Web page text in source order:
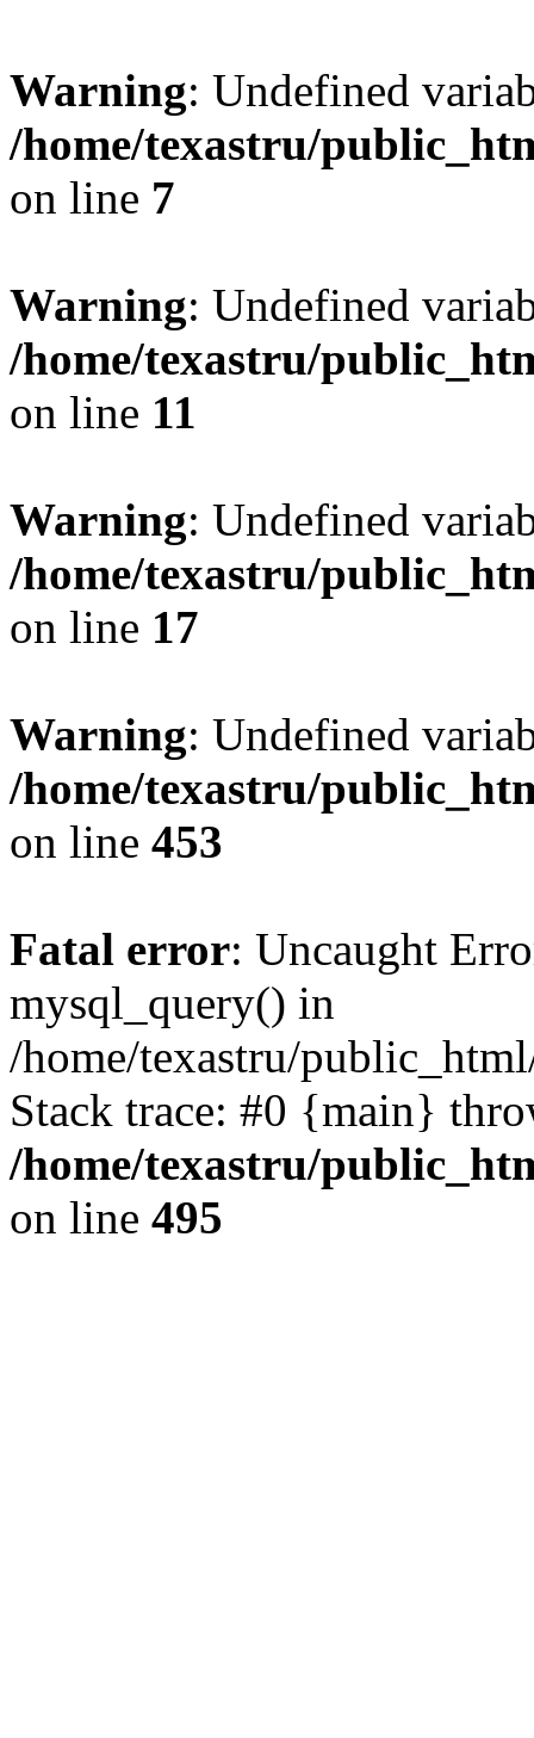
Warning: Undefined
/home/texastru/
on line 7
Warning: Undefined
/home/texastru/
on line 11
Warning: Undefined
/home/texastru/
on line 17
Warning: Undefined
/home/texastru/
on line 453
Fatal error: Uncaught
mysql_query() in
/home/texastru/
Stack trace: #0 {main}
/home/texastru/
on line 495